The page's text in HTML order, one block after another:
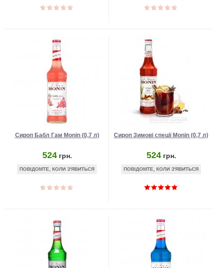
Сироп Бабл Гам Monin (0,7 л)
524 грн.
ПОВІДОМТЕ, КОЛИ З'ЯВИТЬСЯ
Сироп Зимові спеції Monin (0,7 л)
524 грн.
ПОВІДОМТЕ, КОЛИ З'ЯВИТЬСЯ